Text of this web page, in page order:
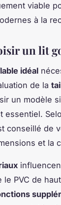
viable
à la
un lit
idéal
de la
un modèle
essentiel.
conseillé de
et la
le PVC de